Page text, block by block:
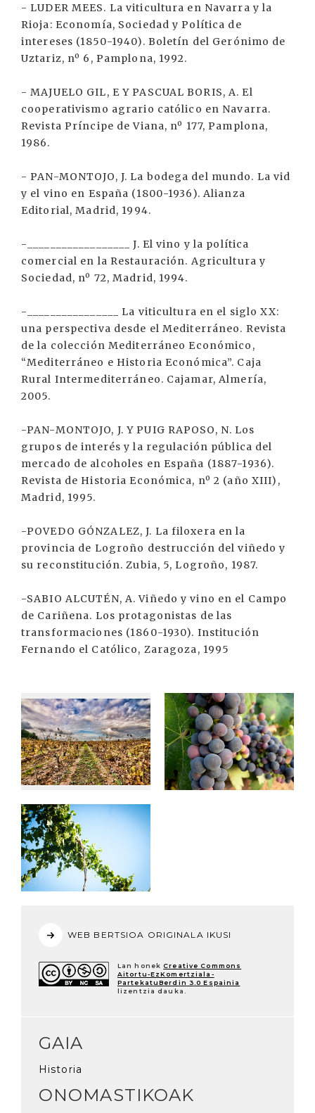
- LUDER MEES. La viticultura en Navarra y la
Rioja: Economía, Sociedad y Política de
intereses (1850-1940). Boletín del Gerónimo de
Uztariz, nº 6, Pamplona, 1992.
- MAJUELO GIL, E Y PASCUAL BORIS, A. El
cooperativismo agrario católico en Navarra.
Revista Príncipe de Viana, nº 177, Pamplona,
1986.
- PAN-MONTOJO, J. La bodega del mundo. La vid
y el vino en España (1800-1936). Alianza
Editorial, Madrid, 1994.
-__________________ J. El vino y la política
comercial en la Restauración. Agricultura y
Sociedad, nº 72, Madrid, 1994.
-________________ La viticultura en el siglo XX:
una perspectiva desde el Mediterráneo. Revista
de la colección Mediterráneo Económico,
“Mediterráneo e Historia Económica”. Caja
Rural Intermediterráneo. Cajamar, Almería,
2005.
-PAN-MONTOJO, J. Y PUIG RAPOSO, N. Los
grupos de interés y la regulación pública del
mercado de alcoholes en España (1887-1936).
Revista de Historia Económica, nº 2 (año XIII),
Madrid, 1995.
-POVEDO GÓNZALEZ, J. La filoxera en la
provincia de Logroño destrucción del viñedo y
su reconstitución. Zubia, 5, Logroño, 1987.
-SABIO ALCUTÉN, A. Viñedo y vino en el Campo
de Cariñena. Los protagonistas de las
transformaciones (1860-1930). Institución
Fernando el Católico, Zaragoza, 1995
WEB BERTSIOA ORIGINALA IKUSI
Lan honek Creative Commons
Aitortu-EzKomertziala-
PartekatuBerdin 3.0 Espainia
lizentzia dauka.
GAIA
Historia
ONOMASTIKOAK